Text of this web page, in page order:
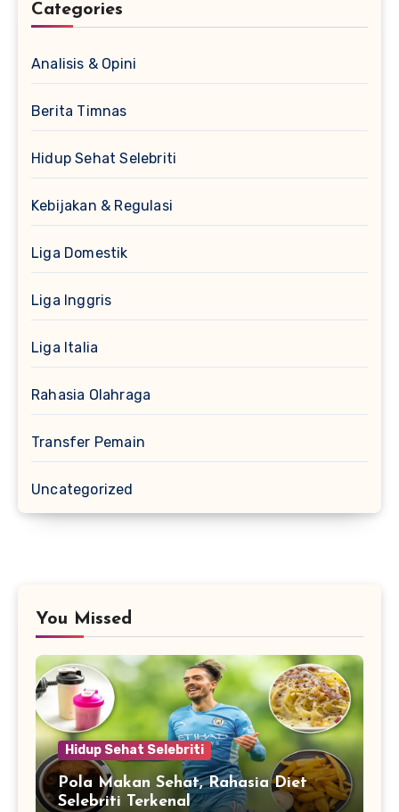
Categories
Analisis & Opini
Berita Timnas
Hidup Sehat Selebriti
Kebijakan & Regulasi
Liga Domestik
Liga Inggris
Liga Italia
Rahasia Olahraga
Transfer Pemain
Uncategorized
You Missed
Hidup Sehat Selebriti
Pola Makan Sehat, Rahasia Diet
Selebriti Terkenal